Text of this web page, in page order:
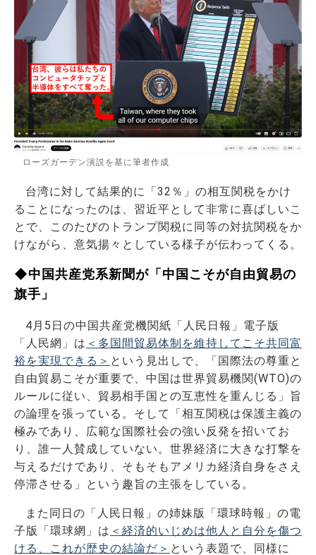
ローズガーデン演説を基に筆者作成
台湾に対して結果的に「32％」の相互関税をかけ
ることになったのは、習近平として非常に喜ばしいこ
とで、このたびのトランプ関税に同等の対抗関税をか
けながら、意気揚々としている様子が伝わってくる。
◆中国共産党系新聞が「中国こそが自由貿易の
旗手」
4月5日の中国共産党機関紙「人民日報」電子版
「人民網」は ＜多国間貿易体制を維持してこそ共同富
裕を実現できる＞ という見出しで、「国際法の尊重と
自由貿易こそが重要で、中国は世界貿易機関(WTO)の
ルールに従い、貿易相手国との互恵性を重んじる」旨
の論理を張っている。そして「相互関税は保護主義の
極みであり、広範な国際社会の強い反発を招いてお
り、誰一人賛成していない。世界経済に大きな打撃を
与えるだけであり、そもそもアメリカ経済自身をさえ
停滞させる」という趣旨の主張をしている。
また同日の「人民日報」の姉妹版「環球時報」の電
子版「環球網」は ＜経済的いじめは他人と自分を傷つ
ける、これが歴史の結論だ＞ という表題で、同様に